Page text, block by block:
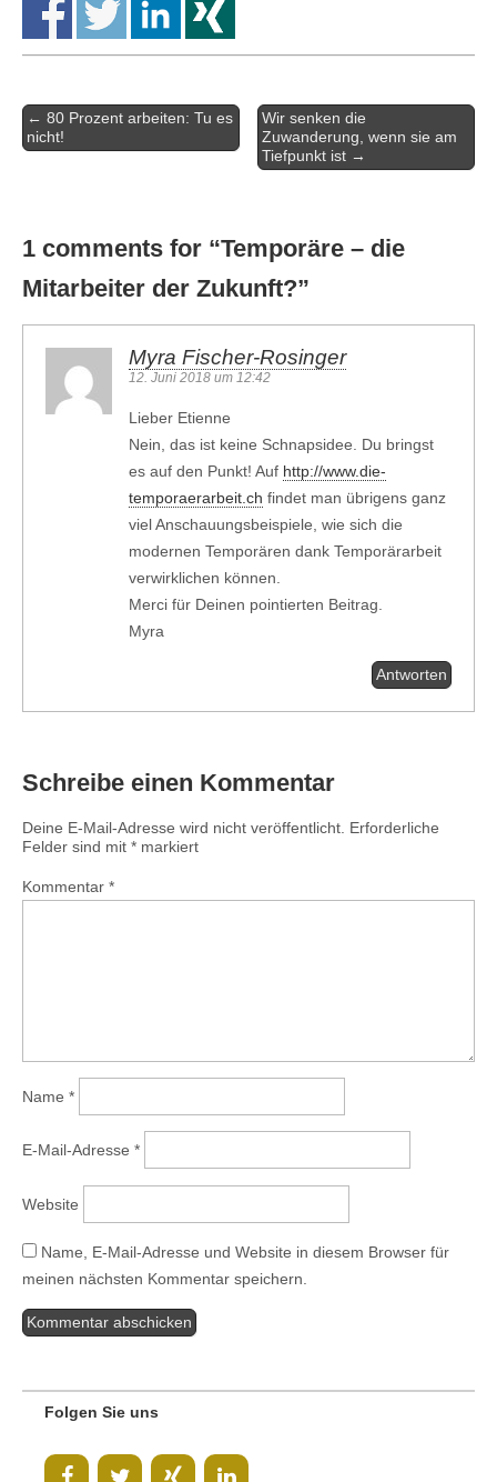
Artikel-
Navigation
← 80 Prozent arbeiten: Tu es
nicht!
Wir senken die
Zuwanderung, wenn sie am
Tiefpunkt ist →
1 comments for “Temporäre – die
Mitarbeiter der Zukunft?”
Myra Fischer-Rosinger
12. Juni 2018 um 12:42
Lieber Etienne
Nein, das ist keine Schnapsidee. Du bringst
es auf den Punkt! Auf http://www.die-
temporaerarbeit.ch findet man übrigens ganz
viel Anschauungsbeispiele, wie sich die
modernen Temporären dank Temporärarbeit
verwirklichen können.
Merci für Deinen pointierten Beitrag.
Myra
Antworten
Schreibe einen Kommentar
Deine E-Mail-Adresse wird nicht veröffentlicht. Erforderliche
Felder sind mit * markiert
Kommentar *
Name *
E-Mail-Adresse *
Website
Name, E-Mail-Adresse und Website in diesem Browser für
meinen nächsten Kommentar speichern.
Folgen Sie uns